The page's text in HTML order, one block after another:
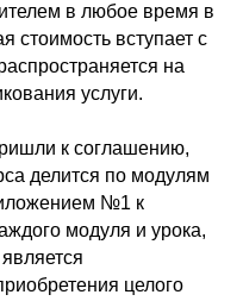
в любое время в
стоимость вступает с
на
услуги.
к соглашению,
делится по модулям
№1 к
модуля и урока,
целого